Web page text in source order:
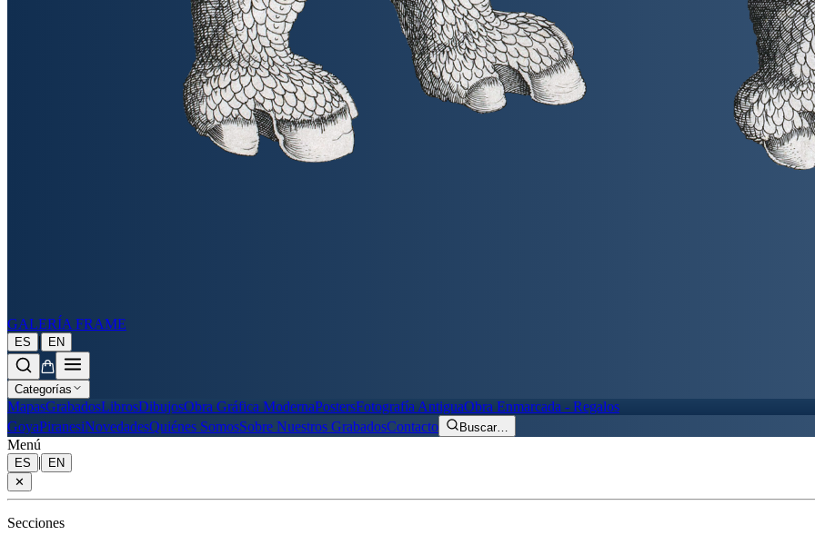
GALERÍA FRAME
ES | EN
Categorías
MapasGrabadosLibrosDibujosObra Gráfica ModernaPostersFotografía AntiguaObra Enmarcada - Regalos
GoyaPiranesiNovedadesQuiénes SomosSobre Nuestros GrabadosContacto Buscar…
Menú
ES |
EN
✕
Secciones